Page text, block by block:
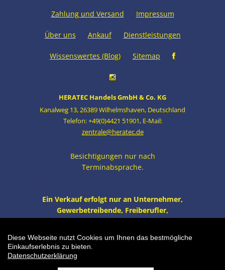
Zahlung und Versand Impressum
Über uns Ankauf Dienstleistungen
Wissenswertes (Blog) Sitemap
HERATEC Handels GmbH & Co. KG
Kanalweg 13,26389 Wilhelmshaven, Deutschland
Telefon: +49(0)4421 51901, E-Mail:
zentrale@heratec.de
Besichtigungen nur nach
Terminabsprache.
Ein Verkauf erfolgt nur an Unternehmer,
Gewerbetreibende, Freiberufler,
öffentliche Institutionen und nicht an
zzgl. MwSt. und Versand.
Einkaufswagen
Diese Webseite nutzt Cookies um Ihnen das bestmögliche
Einkaufserlebnis zu bieten.
Datenschutzerklärung